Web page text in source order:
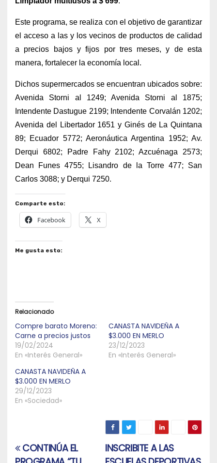
Este programa, se realiza con el objetivo de garantizar
el acceso a las y los vecinos de productos de calidad
a precios bajos y fijos por tres meses, y de esta
manera, fortalecer la economía local.
Dichos supermercados se encuentran ubicados sobre:
Avenida Storni al 1249; Avenida Storni al 1875;
Intendente Dastugue 2199; Intendente Corvalán 1202;
Avenida del Libertador 1651 y Ginés de La Quintana
89; Ecuador 5772; Aeronáutica Argentina 1952; Av.
Derqui 6802; Padre Fahy 2102; Azcuénaga 2573;
Dean Funes 4755; Lisandro de la Torre 477; San
Carlos 3088; y Derqui 7250.
Comparte esto:
Facebook X
Me gusta esto:
Relacionado
Compre barato Moreno:
Carne a precios justos
19/02/2024
En «Interés General»
CANASTA NAVIDEÑA A
$3.000 EN MERLO
23/12/2023
En «Interés General»
CANASTA NAVIDEÑA A
$3.000 EN MERLO
29/12/2023
En «Sociedad»
Navegación
INSCRIBITE A LAS
CONTINÚA EL